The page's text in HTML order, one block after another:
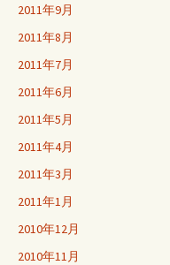
2011年9月
2011年8月
2011年7月
2011年6月
2011年5月
2011年4月
2011年3月
2011年1月
2010年12月
2010年11月